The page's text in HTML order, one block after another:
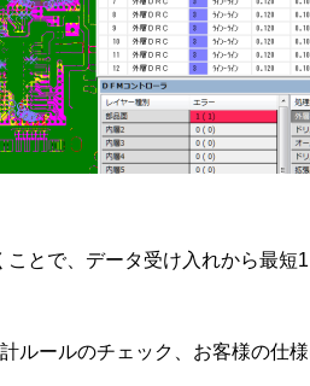
とで、データ受け入れから最短
ルールのチェック、お客様の仕